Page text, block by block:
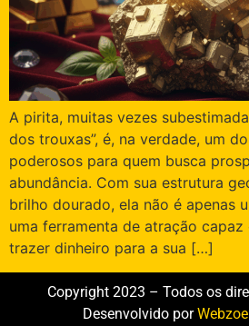
A pirita, muitas vezes
dos trouxas”, é, na verdade, um
poderosos para quem busca
abundância. Com sua estrutura
brilho dourado, ela não é apenas
uma ferramenta de atração
trazer dinheiro para a sua […]
Copyright 2023 – Todos os
Desenvolvido por